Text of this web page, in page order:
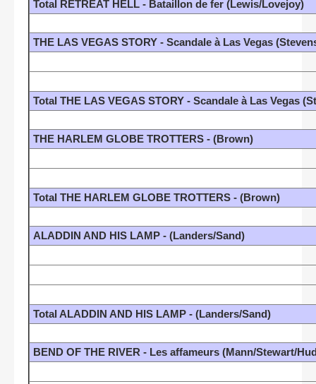
Total RETREAT HELL - Bataillon de fer (Lewis/Lovejoy)
THE LAS VEGAS STORY - Scandale à Las Vegas
Total THE LAS VEGAS STORY - Scandale à Las Vegas
THE HARLEM GLOBE TROTTERS - (Brown)
Total THE HARLEM GLOBE TROTTERS - (Brown)
ALADDIN AND HIS LAMP - (Landers/Sand)
Total ALADDIN AND HIS LAMP - (Landers/Sand)
BEND OF THE RIVER - Les affameurs (Mann/Stewart/